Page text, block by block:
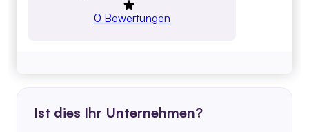
0 Bewertungen
Ist dies Ihr Unternehmen?